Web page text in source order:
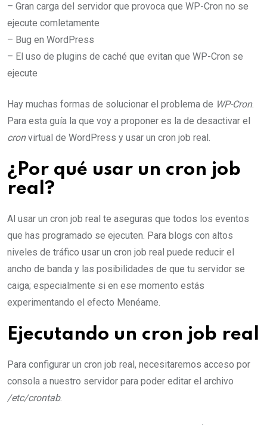
– Gran carga del servidor que provoca que WP-Cron no se
ejecute comletamente
– Bug en WordPress
– El uso de plugins de caché que evitan que WP-Cron se
ejecute
Hay muchas formas de solucionar el problema de WP-Cron.
Para esta guía la que voy a proponer es la de desactivar el
cronvirtual de WordPress y usar un cron job real.
¿Por qué usar un cron job
real?
Al usar un cron job real te aseguras que todos los eventos
que has programado se ejecuten. Para blogs con altos
niveles de tráfico usar un cron job real puede reducir el
ancho de banda y las posibilidades de que tu servidor se
caiga; especialmente si en ese momento estás
experimentando el efecto Menéame.
Ejecutando un cron job real
Para configurar un cron job real, necesitaremos acceso por
consola a nuestro servidor para poder editar el archivo
/etc/crontab.